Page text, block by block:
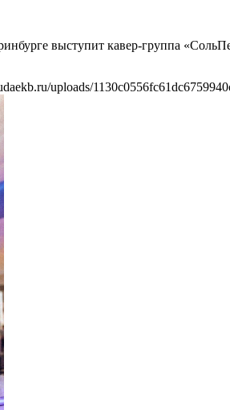
выступит кавер-группа
uploads/